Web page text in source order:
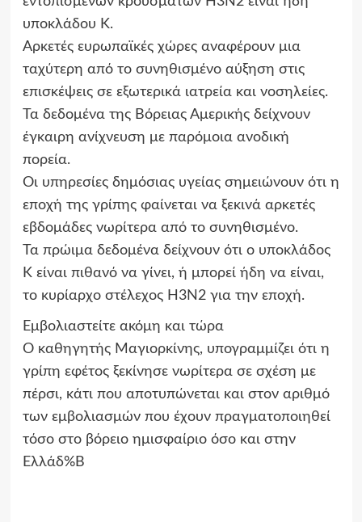
υποκλάδου Κ.
Αρκετές ευρωπαϊκές χώρες αναφέρουν μια
ταχύτερη από το συνηθισμένο αύξηση στις
επισκέψεις σε εξωτερικά ιατρεία και νοσηλείες.
Τα δεδομένα της Βόρειας Αμερικής δείχνουν
έγκαιρη ανίχνευση με παρόμοια ανοδική
πορεία.
Οι υπηρεσίες δημόσιας υγείας σημειώνουν ότι η
εποχή της γρίπης φαίνεται να ξεκινά αρκετές
εβδομάδες νωρίτερα από το συνηθισμένο.
Τα πρώιμα δεδομένα δείχνουν ότι ο υποκλάδος
Κ είναι πιθανό να γίνει, ή μπορεί ήδη να είναι,
το κυρίαρχο στέλεχος H3N2 για την εποχή.
Εμβολιαστείτε ακόμη και τώρα
Ο καθηγητής Μαγιορκίνης, υπογραμμίζει ότι η
γρίπη εφέτος ξεκίνησε νωρίτερα σε σχέση με
πέρσι, κάτι που αποτυπώνεται και στον αριθμό
των εμβολιασμών που έχουν πραγματοποιηθεί
τόσο στο βόρειο ημισφαίριο όσο και στην
Ελλάδ%B